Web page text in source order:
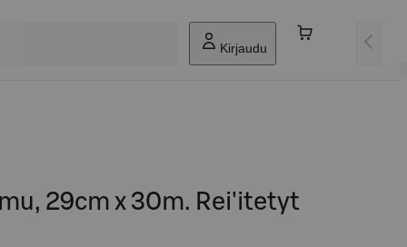
Kirjaudu
29cm x 30m. Rei'itetyt